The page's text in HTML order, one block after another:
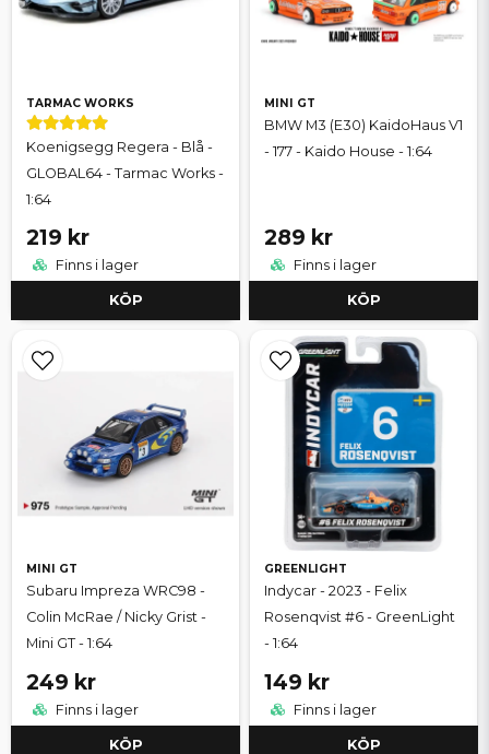
TARMAC WORKS
Koenigsegg Regera - Blå -
GLOBAL64 - Tarmac Works -
1:64
219 kr
Finns i lager
KÖP
MINI GT
BMW M3 (E30) KaidoHaus V1
- 177 - Kaido House - 1:64
289 kr
Finns i lager
KÖP
MINI GT
Subaru Impreza WRC98 -
Colin McRae / Nicky Grist -
Mini GT - 1:64
249 kr
Finns i lager
KÖP
GREENLIGHT
Indycar - 2023 - Felix
Rosenqvist #6 - GreenLight
- 1:64
149 kr
Finns i lager
KÖP